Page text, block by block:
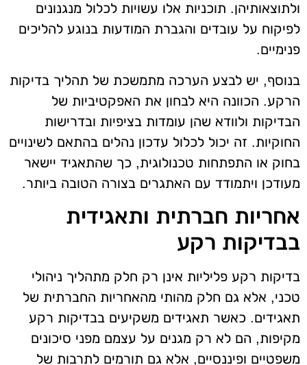
ולתוצאותיהן. תוכניות אלו עשויות לכלול מנגנונים
לפיקוח על עובדים והגברת המודעות בנוגע להליכים
פנימיים.
בנוסף, יש לבצע הערכה מתמשכת של תהליך בדיקות
הרקע. הכוונה היא לבחון את האפקטיביות של
הבדיקות ולוודא שהן עומדות בציפיות ובדרישות
החוקיות. זה יכול לכלול עדכון נהלים בהתאם לשינויים
בחוק או התפתחות טכנולוגית, כך שהתאגיד יישאר
מעודכן ויתמודד עם האתגרים בצורה הטובה ביותר.
אחריות חברתית ותאגידית
בבדיקות רקע
בדיקות רקע פליליות אינן רק חלק מתהליך ניהולי
טכני, אלא גם חלק מהותי מהאחריות החברתית של
תאגידים. כאשר תאגידים משקיעים בבדיקות רקע
מקיפות, הם לא רק מגנים על עצמם מפני סיכונים
משפטיים ופיננסיים, אלא גם תורמים לתרבות של